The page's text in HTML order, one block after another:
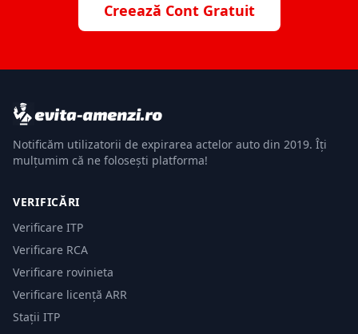
Creează Cont Gratuit
Notificăm utilizatorii de expirarea actelor auto din 2019. Îți
mulțumim că ne folosești platforma!
VERIFICĂRI
Verificare ITP
Verificare RCA
Verificare rovinieta
Verificare licență ARR
Stații ITP